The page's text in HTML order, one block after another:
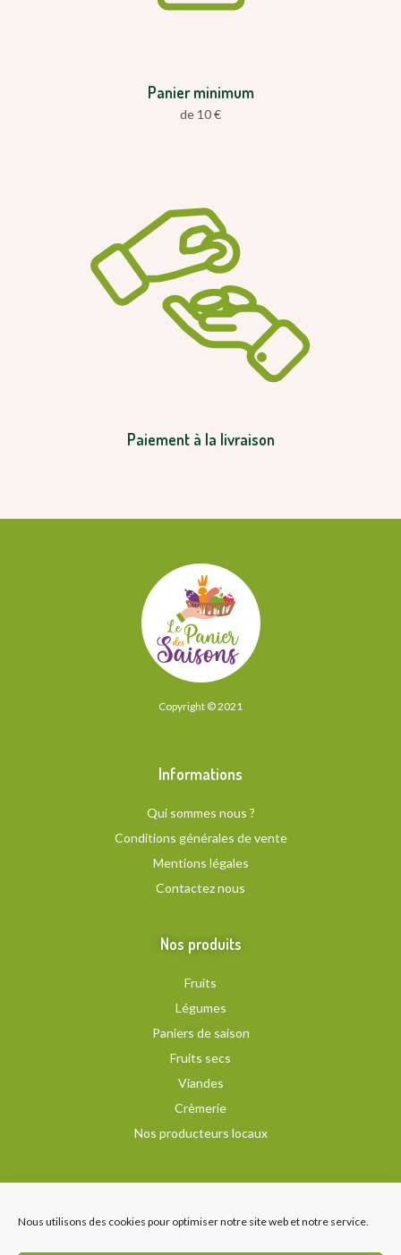
Nous utilisons des cookies pour optimiser notre site web et notre service.
Panier minimum
de 10 €
Paiement à la livraison
Copyright © 2021
Informations
Qui sommes nous ?
Conditions générales de vente
Mentions légales
Contactez nous
Nos produits
Fruits
Légumes
Paniers de saison
Fruits secs
Viandes
Crèmerie
Nos producteurs locaux
Recevez notre newsletter